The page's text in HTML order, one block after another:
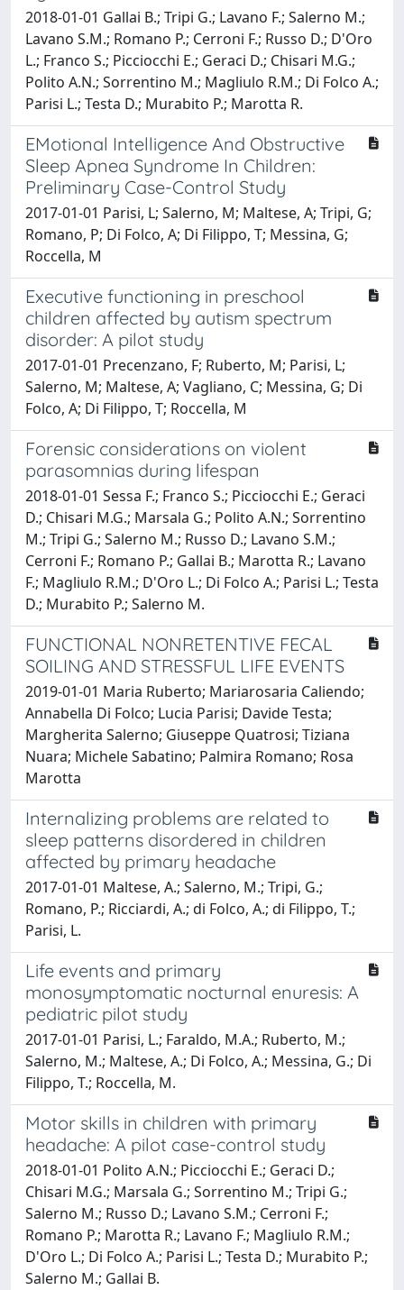
2018-01-01 Gallai B.; Tripi G.; Lavano F.; Salerno M.;
Lavano S.M.; Romano P.; Cerroni F.; Russo D.; D'Oro
L.; Franco S.; Picciocchi E.; Geraci D.; Chisari M.G.;
Polito A.N.; Sorrentino M.; Magliulo R.M.; Di Folco A.;
Parisi L.; Testa D.; Murabito P.; Marotta R.
EMotional Intelligence And Obstructive
Sleep Apnea Syndrome In Children:
Preliminary Case-Control Study
2017-01-01 Parisi, L; Salerno, M; Maltese, A; Tripi, G;
Romano, P; Di Folco, A; Di Filippo, T; Messina, G;
Roccella, M
Executive functioning in preschool
children affected by autism spectrum
disorder: A pilot study
2017-01-01 Precenzano, F; Ruberto, M; Parisi, L;
Salerno, M; Maltese, A; Vagliano, C; Messina, G; Di
Folco, A; Di Filippo, T; Roccella, M
Forensic considerations on violent
parasomnias during lifespan
2018-01-01 Sessa F.; Franco S.; Picciocchi E.; Geraci
D.; Chisari M.G.; Marsala G.; Polito A.N.; Sorrentino
M.; Tripi G.; Salerno M.; Russo D.; Lavano S.M.;
Cerroni F.; Romano P.; Gallai B.; Marotta R.; Lavano
F.; Magliulo R.M.; D'Oro L.; Di Folco A.; Parisi L.; Testa
D.; Murabito P.; Salerno M.
FUNCTIONAL NONRETENTIVE FECAL
SOILING AND STRESSFUL LIFE EVENTS
2019-01-01 Maria Ruberto; Mariarosaria Caliendo;
Annabella Di Folco; Lucia Parisi; Davide Testa;
Margherita Salerno; Giuseppe Quatrosi; Tiziana
Nuara; Michele Sabatino; Palmira Romano; Rosa
Marotta
Internalizing problems are related to
sleep patterns disordered in children
affected by primary headache
2017-01-01 Maltese, A.; Salerno, M.; Tripi, G.;
Romano, P.; Ricciardi, A.; di Folco, A.; di Filippo, T.;
Parisi, L.
Life events and primary
monosymptomatic nocturnal enuresis: A
pediatric pilot study
2017-01-01 Parisi, L.; Faraldo, M.A.; Ruberto, M.;
Salerno, M.; Maltese, A.; Di Folco, A.; Messina, G.; Di
Filippo, T.; Roccella, M.
Motor skills in children with primary
headache: A pilot case-control study
2018-01-01 Polito A.N.; Picciocchi E.; Geraci D.;
Chisari M.G.; Marsala G.; Sorrentino M.; Tripi G.;
Salerno M.; Russo D.; Lavano S.M.; Cerroni F.;
Romano P.; Marotta R.; Lavano F.; Magliulo R.M.;
D'Oro L.; Di Folco A.; Parisi L.; Testa D.; Murabito P.;
Salerno M.; Gallai B.